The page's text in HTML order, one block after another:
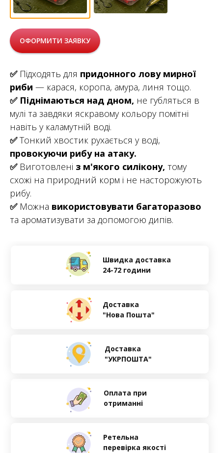
ОФОРМИТИ ЗАЯВКУ
✅Підходять для придонного лову мирної
риби — карася, коропа, амура, линя тощо.
✅ Піднімаються над дном, не губляться в
мулі та завдяки яскравому кольору помітні
навіть у каламутній воді.
✅Тонкий хвостик рухається у воді,
провокуючи рибу на атаку.
✅Виготовлені з м'якого силікону, тому
схожі на природний корм і не насторожують
рибу.
✅Можна використовувати багаторазово
та ароматизувати за допомогою дипів.
Оплата при
отриманні
Ретельна
перевірка якості
Швидка доставка
24-72 години
Доставка
"Нова Пошта"
Доставка
"УКРПОШТА"